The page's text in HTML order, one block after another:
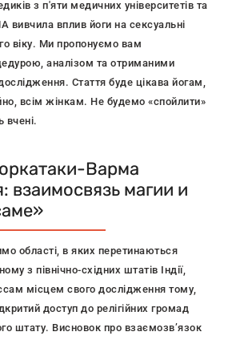
з п'яти медичних університетів та
вивчила вплив йоги на сексуальні
віку. Ми пропонуємо вам
аналізом та отриманими
Стаття буде цікава йогам,
всім жінкам. Не будемо «спойлити»
вчені.
Варма
взаимосвязь магии и
області, в яких перетинаються
з північно-східних штатів Індії,
місцем свого дослідження тому,
доступ до релігійних громад
штату. Висновок про взаємозв’язок